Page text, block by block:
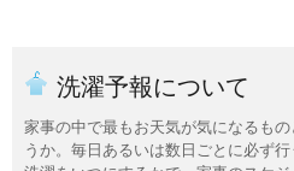
洗濯予報について
家事の中で最もお天気が気になるも
うか。毎日あるいは数日ごとに必ず